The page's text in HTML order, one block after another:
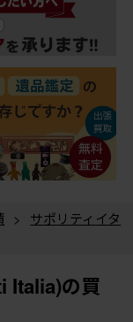
>
サポリティイタ
Italia)の買